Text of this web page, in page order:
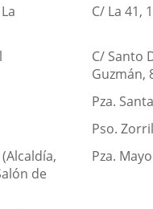
C/ La 41,
C/ Santo
Guzmán,
Pza.
Pso.
de
Pza.